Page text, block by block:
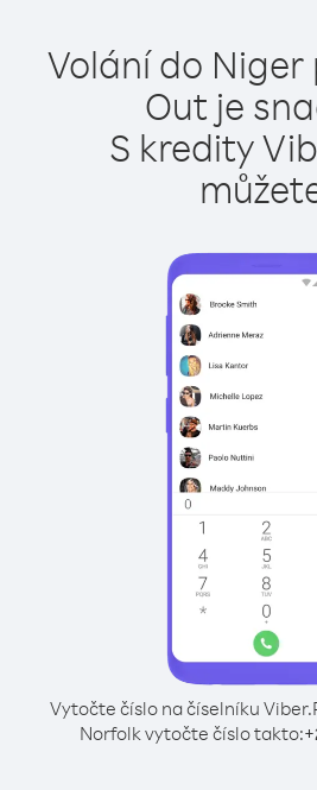
Volání do Niger
Out je
S kredity
Vytočte číslo na číselníku Viber.
Norfolk vytočte číslo takto:+